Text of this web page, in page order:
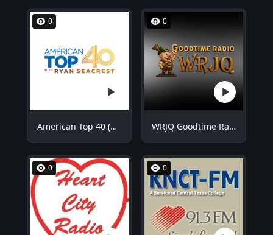
0
American Top 40 (AT40)
0
WRJQ Goodtime Radio
0 0